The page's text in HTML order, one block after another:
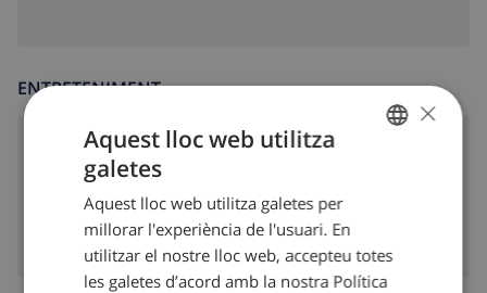
ENTRETENIMENT
Tv per cable
DUTCH
SPANISH
×
Aquest lloc web utilitza
galetes
Aquest lloc web utilitza galetes per
millorar l'experiència de l'usuari. En
utilitzar el nostre lloc web, accepteu totes
les galetes d’acord amb la nostra Política